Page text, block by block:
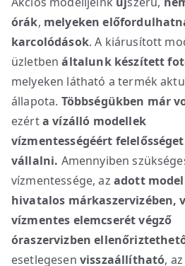
órák, melyeken
karcolódások. A kiárusított
üzletbenáltalunk készített
melyeken látható a termék
állapota. Többségükben már
ezérta vízálló modellek
vízmentességéért
vállalni. Amennyiben
vízmentessége, az adott
hivatalos márkaszervizében,
vízmentes elemcserét végző
óraszervizben
esetlegesen visszaállítható,